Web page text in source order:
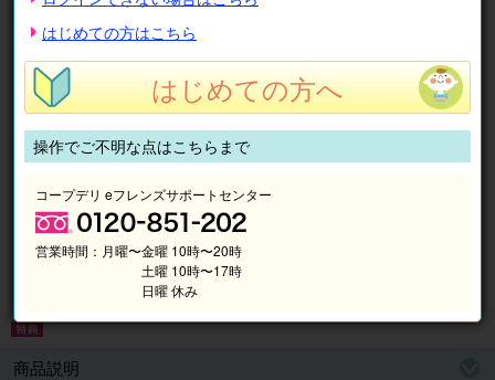
商品説明
はじめての方はこちら
はじめての方へ
操作でご不明な点はこちらまで
コープデリ eフレンズサポートセンター
営業時間： 月曜〜金曜 10時〜20時
土曜 10時〜17時
日曜 休み